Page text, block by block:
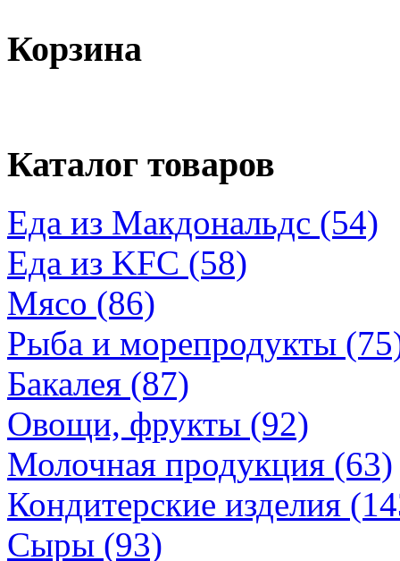
Корзина
Каталог товаров
Еда из Макдональдс (54)
Еда из KFC (58)
Мясо (86)
Рыба и морепродукты
Бакалея (87)
Овощи, фрукты (92)
Молочная продукция (63)
Кондитерские изделия
Сыры (93)